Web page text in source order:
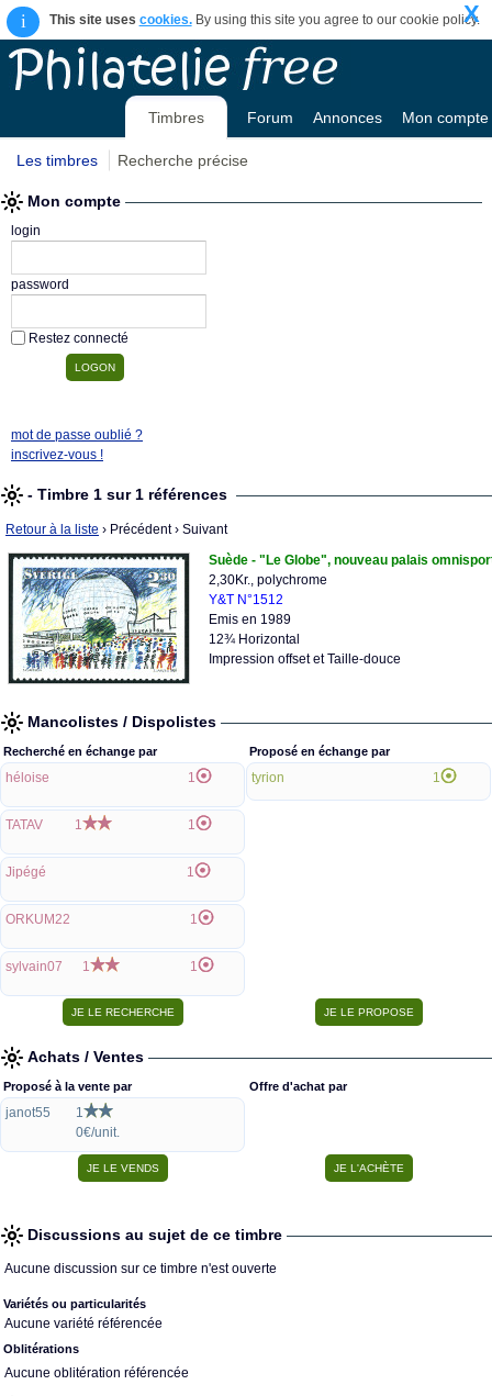
i This site uses cookies.By using this site you agree to our cookie policy.
X
Timbres Forum Annonces Mon compte
Les timbres Recherche précise
Mon compte
login
password
Restez connecté
mot de passe oublié ?
inscrivez-vous !
- Timbre 1 sur 1 références
Retour à la liste › Précédent› Suivant
Suède - "Le Globe", nouveau palais
2,30Kr., polychrome
Y&T N°1512
Emis en 1989
12¾ Horizontal
Impression offset et Taille-douce
Mancolistes / Dispolistes
Recherché en échange par
héloise 1
TATAV 1 1
Jipégé 1
ORKUM22 1
sylvain07 1 1
Proposé en échange par
tyrion 1
Achats / Ventes
Proposé à la vente par
janot55
1
0€/unit.
Offre d'achat par
Discussions au sujet de ce timbre
Aucune discussion sur ce timbre n'est ouverte
Variétés ou particularités
Aucune variété référencée
Oblitérations
Aucune oblitération référencée